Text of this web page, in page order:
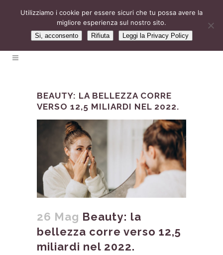
BEAUTY: LA BELLEZZA CORRE
VERSO 12,5 MILIARDI NEL 2022.
26 Mag Beauty: la
bellezza corre verso 12,5
miliardi nel 2022.
Utilizziamo i cookie per essere sicuri che tu possa avere la
migliore esperienza sul nostro sito.
Si, acconsento Rifiuta Leggi la Privacy Policy